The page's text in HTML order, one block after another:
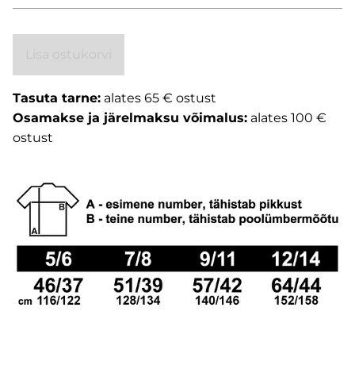
Tasuta tarne: alates 65 € ostust
Osamakse ja järelmaksu võimalus: alates 100 €
ostust